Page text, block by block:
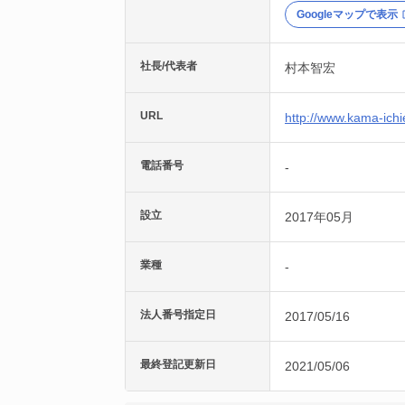
Googleマップで表示
社長/代表者 村本智宏
URL http://www.kama-
電話番号 -
設立 2017年05月
業種 -
法人番号指定日 2017/05/16
最終登記更新日 2021/05/06